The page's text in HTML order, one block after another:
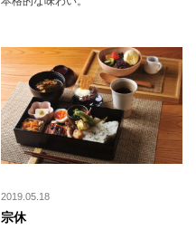
2019.05.18
宗休